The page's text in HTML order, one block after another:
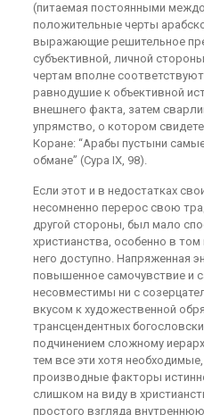
(питаемая постоянными
положительные черты
выражающие решительное
субъективной, личной
чертам вполне
равнодушие к объективной
внешнего факта, затем
упрямство, о котором
Коране: “Арабы пустыни
обмане” (Сура IX, 98).
Если этот и в недостатках
несомненно перерос свою
другой стороны, был мало
христианства, особенно в
него доступно. Напряженная
повышенное самочувствие и
несовместимы ни с
вкусом к художественной
трансцендентных
подчинением сложному
тем все эти хотя
производные факторы
слишком на виду в
простого взгляда